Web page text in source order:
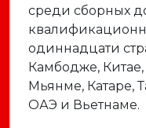
среди сборных
одиннадцати
Камбодже,
Мьянме, Катаре,
ОАЭ и Вьетнаме.